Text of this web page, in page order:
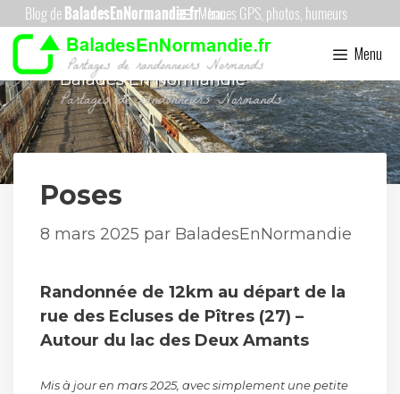
Aller
au
contenu
Menu
Menu
Balades En Normandie
Poses
8 mars 2025 par BaladesEnNormandie
Randonnée de 12km au départ de la
rue des Ecluses de Pîtres (27) –
Autour du lac des Deux Amants
Mis à jour en mars 2025, avec simplement une petite